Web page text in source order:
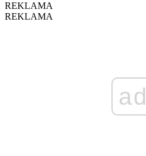
REKLAMA
REKLAMA
ad